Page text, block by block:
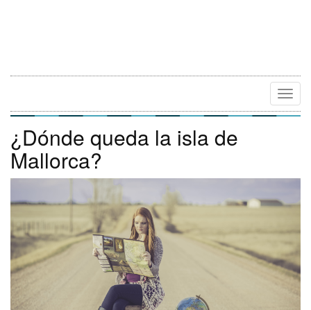
¿Dónde queda la isla de
Mallorca?